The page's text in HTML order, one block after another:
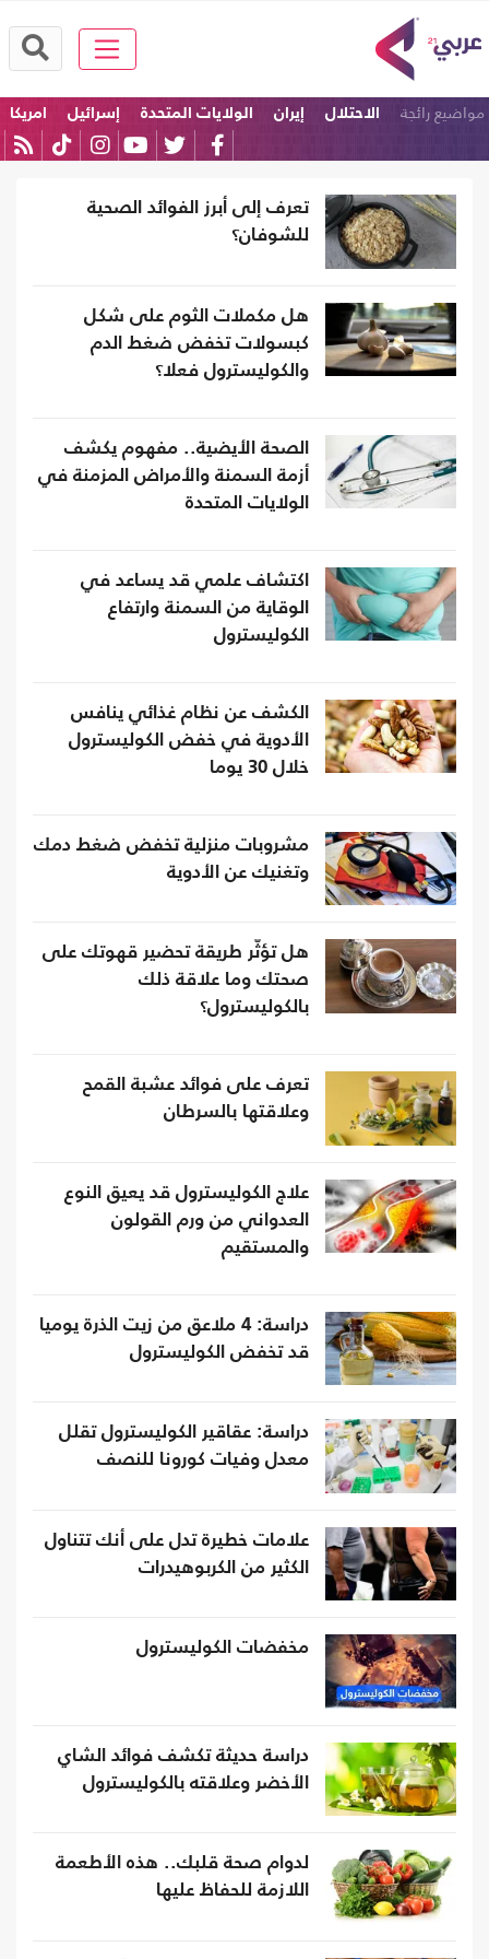
مواضيع رائجة الاحتلال إيران الولايات المتحدة إسرائيل
امريكا
تعرف إلى أبرز الفوائد الصحية
للشوفان؟
هل مكملات الثوم على شكل
كبسولات تخفض ضغط الدم
والكوليسترول فعلا؟
الصحة الأيضية.. مفهوم يكشف
أزمة السمنة والأمراض المزمنة في
الولايات المتحدة
اكتشاف علمي قد يساعد في
الوقاية من السمنة وارتفاع
الكوليسترول
الكشف عن نظام غذائي ينافس
الأدوية في خفض الكوليسترول
خلال 30 يوما
مشروبات منزلية تخفض ضغط دمك
وتغنيك عن الأدوية
هل تؤثّر طريقة تحضير قهوتك على
صحتك وما علاقة ذلك
بالكوليسترول؟
تعرف على فوائد عشبة القمح
وعلاقتها بالسرطان
علاج الكوليسترول قد يعيق النوع
العدواني من ورم القولون
والمستقيم
دراسة: 4 ملاعق من زيت الذرة يوميا
قد تخفض الكوليسترول
دراسة: عقاقير الكوليسترول تقلل
معدل وفيات كورونا للنصف
علامات خطيرة تدل على أنك تتناول
الكثير من الكربوهيدرات
مخفضات الكوليسترول
دراسة حديثة تكشف فوائد الشاي
الأخضر وعلاقته بالكوليسترول
لدوام صحة قلبك.. هذه الأطعمة
اللازمة للحفاظ عليها